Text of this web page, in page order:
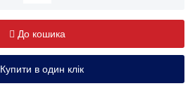
До кошика
Купити в один клік